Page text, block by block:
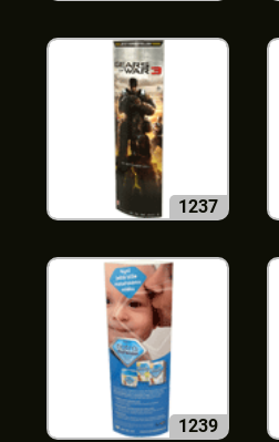
1237
1239